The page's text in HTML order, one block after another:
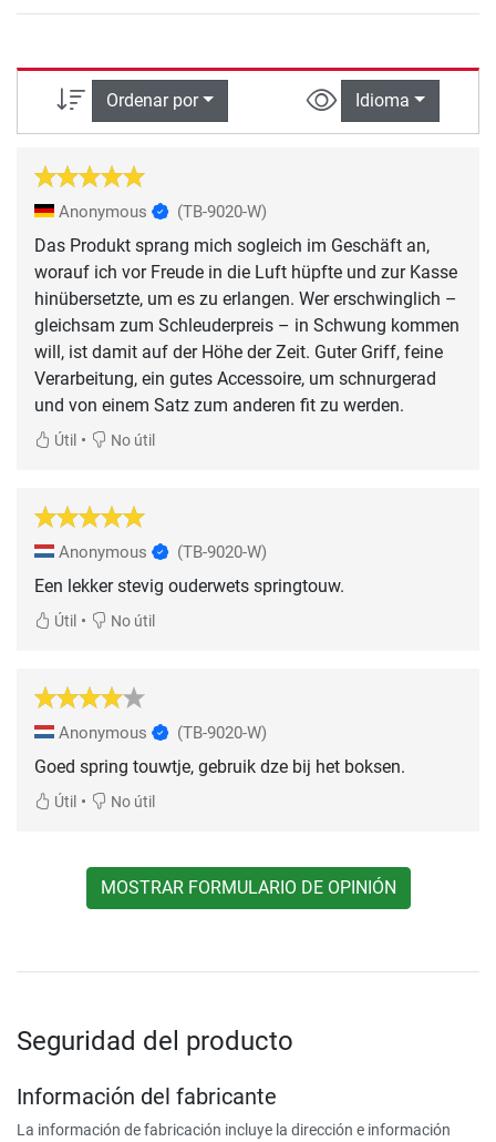
Ordenar por Idioma
Anonymous (TB-9020-W)
Das Produkt sprang mich sogleich im Geschäft an,
worauf ich vor Freude in die Luft hüpfte und zur Kasse
hinübersetzte, um es zu erlangen. Wer erschwinglich –
gleichsam zum Schleuderpreis – in Schwung kommen
will, ist damit auf der Höhe der Zeit. Guter Griff, feine
Verarbeitung, ein gutes Accessoire, um schnurgerad
und von einem Satz zum anderen fit zu werden.
Útil • No útil
Anonymous (TB-9020-W)
Een lekker stevig ouderwets springtouw.
Útil • No útil
Anonymous (TB-9020-W)
Goed spring touwtje, gebruik dze bij het boksen.
Útil • No útil
MOSTRAR FORMULARIO DE OPINIÓN
Seguridad del producto
Información del fabricante
La información de fabricación incluye la dirección e información